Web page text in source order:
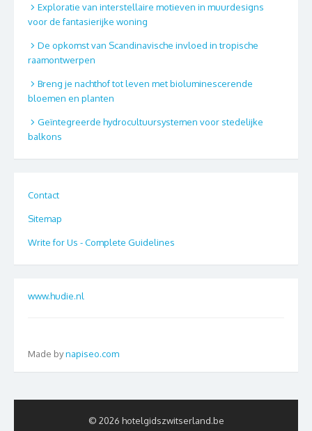
Exploratie van interstellaire motieven in muurdesigns
voor de fantasierijke woning
De opkomst van Scandinavische invloed in tropische
raamontwerpen
Breng je nachthof tot leven met bioluminescerende
bloemen en planten
Geïntegreerde hydrocultuursystemen voor stedelijke
balkons
Contact
Sitemap
Write for Us - Complete Guidelines
www.hudie.nl
Made bynapiseo.com
© 2026 hotelgidszwitserland.be